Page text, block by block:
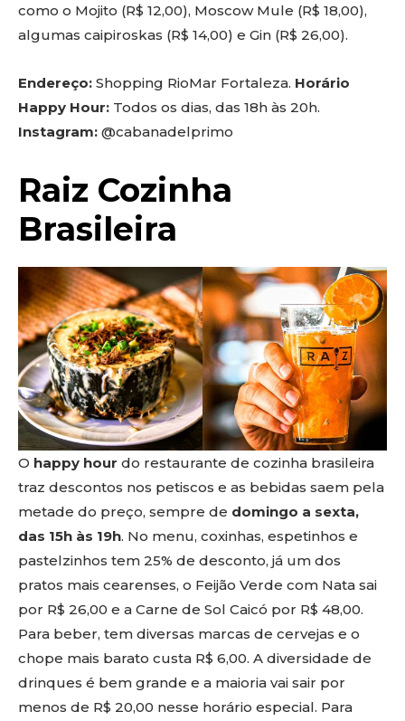
como o Mojito (R$ 12,00), Moscow Mule (R$ 18,00),
algumas caipiroskas (R$ 14,00) e Gin (R$ 26,00).
Endereço: Shopping RioMar Fortaleza. Horário
Happy Hour: Todos os dias, das 18h às 20h.
Instagram: @cabanadelprimo
Raiz Cozinha
Brasileira
O happy hour do restaurante de cozinha brasileira
traz descontos nos petiscos e as bebidas saem pela
metade do preço, sempre de domingo a sexta,
das 15h às 19h. No menu, coxinhas, espetinhos e
pastelzinhos tem 25% de desconto, já um dos
pratos mais cearenses, o Feijão Verde com Nata sai
por R$ 26,00 e a Carne de Sol Caicó por R$ 48,00.
Para beber, tem diversas marcas de cervejas e o
chope mais barato custa R$ 6,00. A diversidade de
drinques é bem grande e a maioria vai sair por
menos de R$ 20,00 nesse horário especial. Para